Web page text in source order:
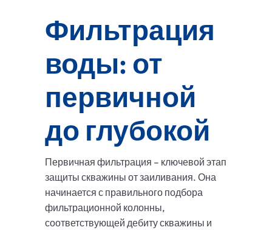
Фильтрация
воды: от
первичной
до глубокой
Первичная фильтрация – ключевой этап
защиты скважины от заиливания. Она
начинается с правильного подбора
фильтрационной колонны,
соответствующей дебиту скважины и